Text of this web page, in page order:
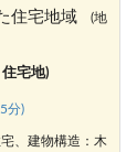
住宅地域
(地
宅地)
分)
、建物構造：木